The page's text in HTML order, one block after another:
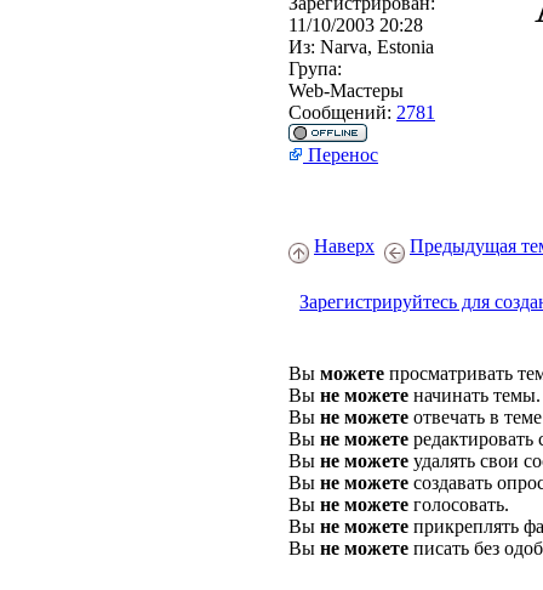
11/10/2003 20:28
Из: Narva, Estonia
Група:
Web-Мастеры
Сообщений: 2781
Перенос
Наверх Предыдущая
Зарегистрируйтесь для
Вы можете просматривать
Вы не можете начинать темы.
Вы не можете отвечать в
Вы не можете
Вы не можете удалять свои
Вы не можете создавать
Вы не можете голосовать.
Вы не можете прикреплять
Вы не можете писать без